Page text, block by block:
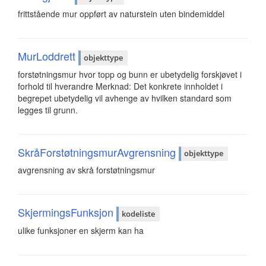
frittstående mur oppført av naturstein uten bindemiddel
MurLoddrett objekttype
forstøtningsmur hvor topp og bunn er ubetydelig forskjøvet i
forhold til hverandre Merknad: Det konkrete innholdet i
begrepet ubetydelig vil avhenge av hvilken standard som
legges til grunn.
SkråForstøtningsmurAvgrensning objekttype
avgrensning av skrå forstøtningsmur
SkjermingsFunksjon kodeliste
ulike funksjoner en skjerm kan ha